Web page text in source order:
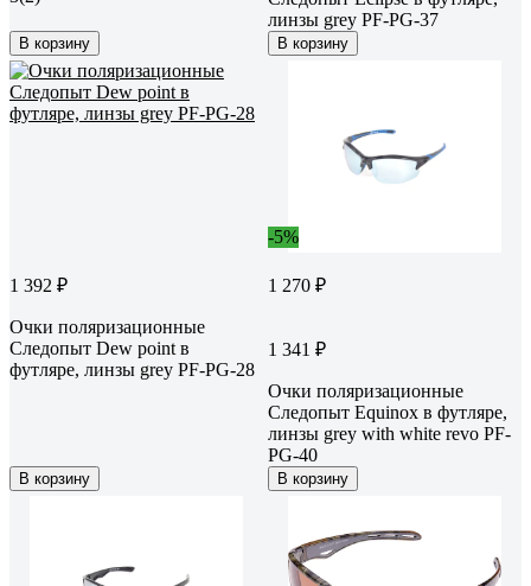
В корзину
линзы grey PF-PG-37
В корзину
1 392 ₽
Очки поляризационные
Следопыт Dew point в
футляре, линзы grey PF-PG-28
В корзину
-5%
1 270 ₽
1 341 ₽
Очки поляризационные
Следопыт Equinox в футляре,
линзы grey with white revo PF-
PG-40
В корзину